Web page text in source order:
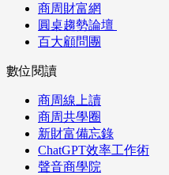
商周財富網
圓桌趨勢論壇
百大顧問團
數位閱讀
商周線上讀
商周共學圈
新財富備忘錄
ChatGPT效率工作術
聲音商學院